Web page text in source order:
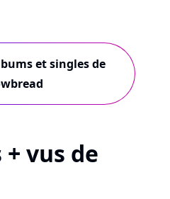
et singles de
vus de